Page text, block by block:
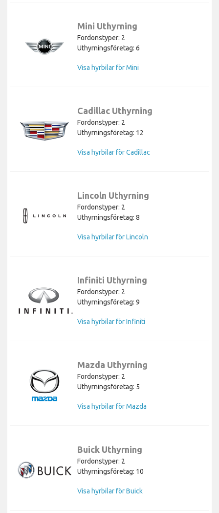
Mini Uthyrning
Fordonstyper: 2
Uthyrningsföretag: 6
Visa hyrbilar för Mini
Cadillac Uthyrning
Fordonstyper: 2
Uthyrningsföretag: 12
Visa hyrbilar för Cadillac
Lincoln Uthyrning
Fordonstyper: 2
Uthyrningsföretag: 8
Visa hyrbilar för Lincoln
Infiniti Uthyrning
Fordonstyper: 2
Uthyrningsföretag: 9
Visa hyrbilar för Infiniti
Mazda Uthyrning
Fordonstyper: 2
Uthyrningsföretag: 5
Visa hyrbilar för Mazda
Buick Uthyrning
Fordonstyper: 2
Uthyrningsföretag: 10
Visa hyrbilar för Buick